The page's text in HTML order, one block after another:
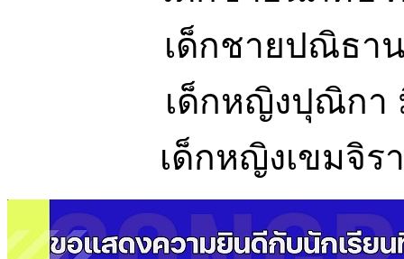
เด็กชายป
เด็กหญิงปุ
เด็กหญิงเข